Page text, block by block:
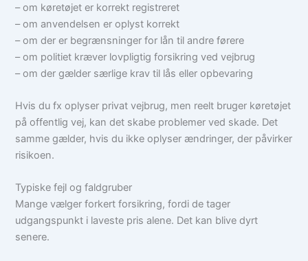
– om køretøjet er korrekt registreret
– om anvendelsen er oplyst korrekt
– om der er begrænsninger for lån til andre førere
– om politiet kræver lovpligtig forsikring ved vejbrug
– om der gælder særlige krav til lås eller opbevaring
Hvis du fx oplyser privat vejbrug, men reelt bruger køretøjet
på offentlig vej, kan det skabe problemer ved skade. Det
samme gælder, hvis du ikke oplyser ændringer, der påvirker
risikoen.
Typiske fejl og faldgruber
Mange vælger forkert forsikring, fordi de tager
udgangspunkt i laveste pris alene. Det kan blive dyrt
senere.